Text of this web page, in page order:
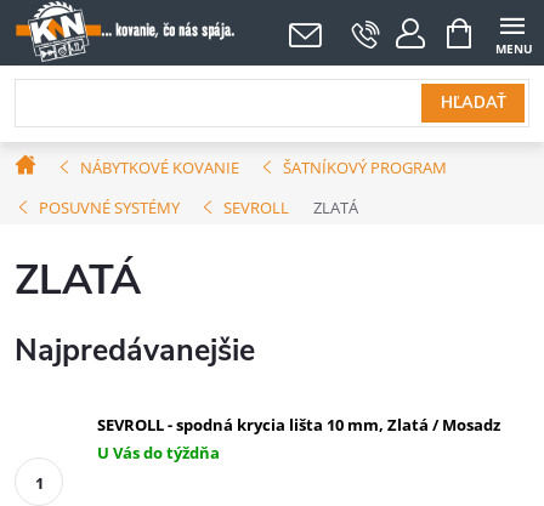
Prejsť
na
obsah
HĽADAŤ
NÁKUPNÝ
KOŠÍK
DomovNÁBYTKOVÉ KOVANIE
ŠATNÍKOVÝ PROGRAM
POSUVNÉ SYSTÉMY
SEVROLL ZLATÁ
ZLATÁ
Najpredávanejšie
SEVROLL - spodná krycia lišta 10 mm, Zlatá / Mosadz
U Vás do týždňa